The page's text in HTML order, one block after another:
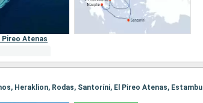
Pireo Atenas
Heraklion, Rodas, Santoríni, El Pireo Atenas, Estambul